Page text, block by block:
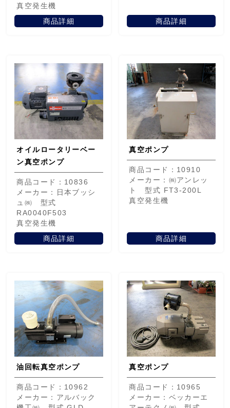
真空発生機
商品詳細
商品詳細
オイルロータリーベー
ン真空ポンプ
商品コード：10836
メーカー：日本ブッシ
ュ㈱ 型式
RA0040F503
真空発生機
商品詳細
真空ポンプ
商品コード：10910
メーカー：㈱アンレッ
ト 型式 FT3-200L
真空発生機
商品詳細
油回転真空ポンプ
商品コード：10962
メーカー：アルバック
真空ポンプ
商品コード：10965
メーカー：ベッカーエ